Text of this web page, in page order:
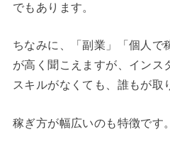
でもあります。
ちなみに、「副業」「個人で
が高く聞こえますが、インス
スキルがなくても、誰もが取
稼ぎ方が幅広いのも特徴です。